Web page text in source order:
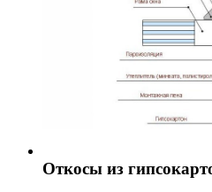
Откосы из